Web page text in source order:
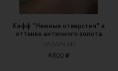
Кафф "Нежные отверстия" в
оттенке античного золота
DAZAIN.ME
4800 ₽